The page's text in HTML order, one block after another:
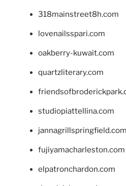
318mainstreet8h.com
lovenailsspari.com
oakberry-kuwait.com
quartzliterary.com
studiopiattellina.com
jannagrillspringfield.com
fujiyamacharleston.com
elpatronchardon.com